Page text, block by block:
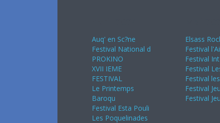
Auq' en Sc?ne
Festival National d
PROKINO
XVII IEME
FESTIVAL
Le Printemps
Baroqu
Festival Esta Pouli
Les Poquelinades
Elsass
Festival
Festival
Festival
Festival
Festival
Festival